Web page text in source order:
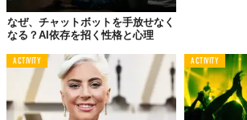
なぜ、チャットボットを手放せなく
なる？AI依存を招く性格と心理
ACTIVITY ACTIVITY